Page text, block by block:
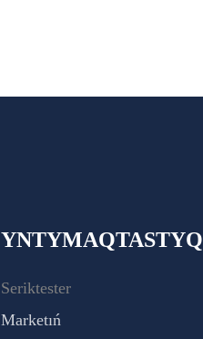
YNTYMAQTASTYQ
Seriktester
Marketıń